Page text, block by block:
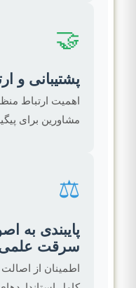
🤝
پشتیبانی و
اهمیت ارتباط
مشاورین برای
⚖️
پایبندی به
سرقت
اطمینان از